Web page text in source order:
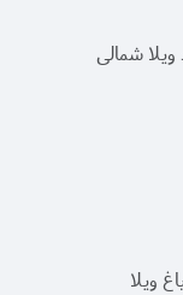
شمالی
ویلا